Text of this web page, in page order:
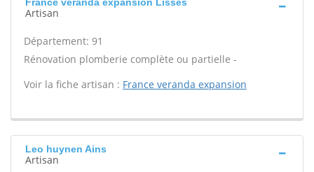
Artisan
Département: 91
Rénovation plomberie complète ou partielle -
Voir la fiche artisan : France veranda expansion
Leo huynen Ains
Artisan